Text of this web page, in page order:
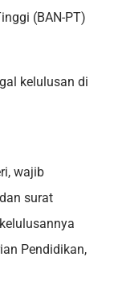
(BAN-PT)
kelulusan di
wajib
surat
Pendidikan,